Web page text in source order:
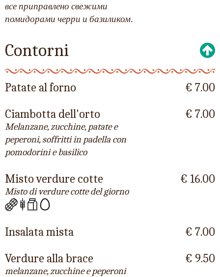
все приправлено свежими
помидорами черри и базиликом.
Contorni
Patate al forno
€ 7.00
Ciambotta dell'orto
Melanzane, zucchine, patate e
peperoni, soffritti in padella con
pomodorini e basilico
€ 7.00
Misto verdure cotte
Misto di verdure cotte del giorno
€ 16.00
Insalata mista
€ 7.00
Verdure alla brace
melanzane, zucchine e peperoni
€ 9.50